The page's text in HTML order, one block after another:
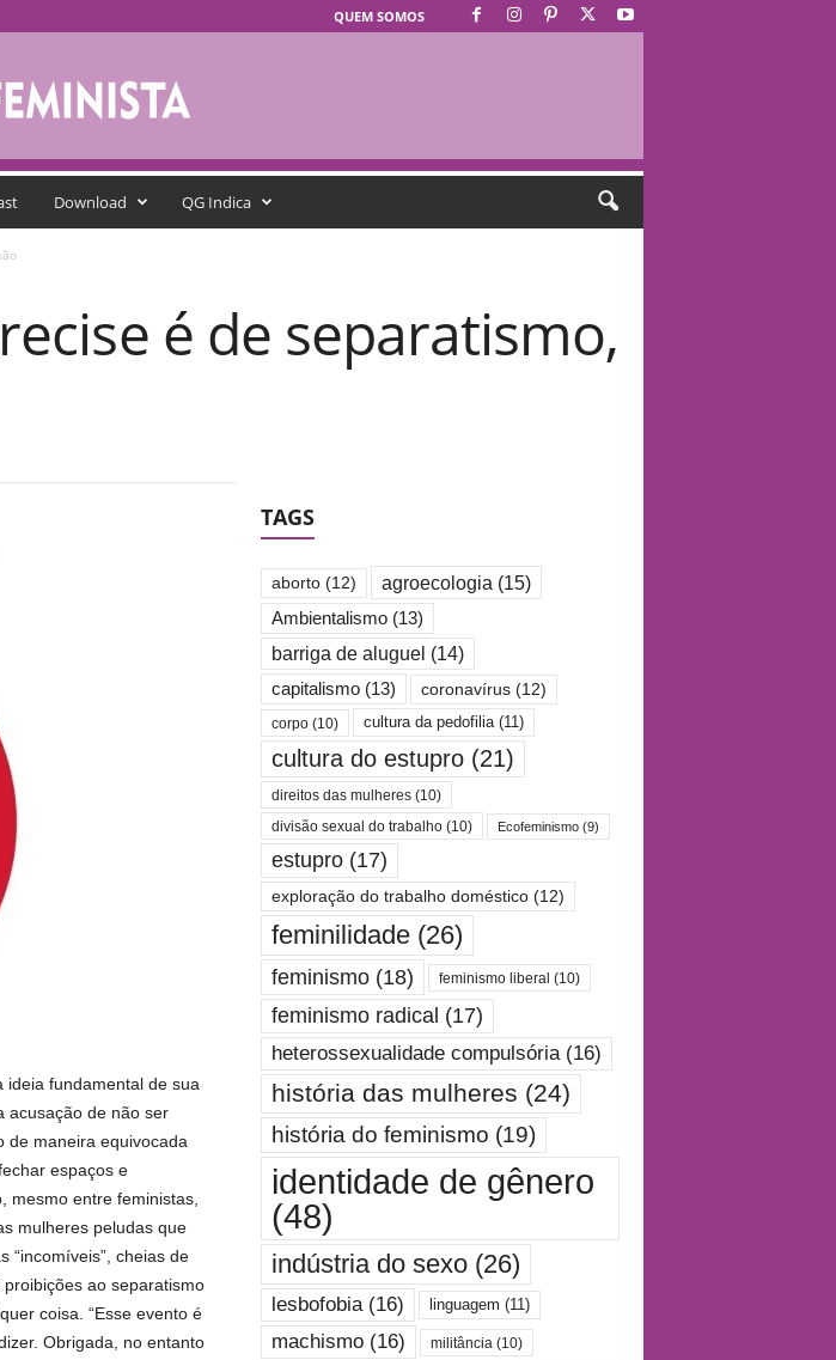
QUEM SOMOS
Download QG Indica
é de separatismo,
ideia fundamental de sua
acusação de não ser
de maneira equivocada
espaços e
mesmo entre feministas,
mulheres peludas que
“incomíveis”, cheias de
ao separatismo
coisa. “Esse evento é
Obrigada, no entanto
TAGS
aborto(12) agroecologia (15)
Ambientalismo(13)
barriga de aluguel (14)
capitalismo(13) coronavírus(12)
corpo(10) cultura da pedofilia(11)
cultura do estupro(21)
direitos das mulheres(10)
divisão sexual do trabalho(10) Ecofeminismo(9)
estupro(17)
exploração do trabalho doméstico(12)
feminilidade(26)
feminismo(18) feminismo liberal (10)
feminismo radical (17)
heterossexualidade compulsória(16)
história das mulheres (24)
história do feminismo (19)
identidade de gênero
(48)
indústria do sexo(26)
lesbofobia(16) linguagem (11)
machismo(16) militância (10)